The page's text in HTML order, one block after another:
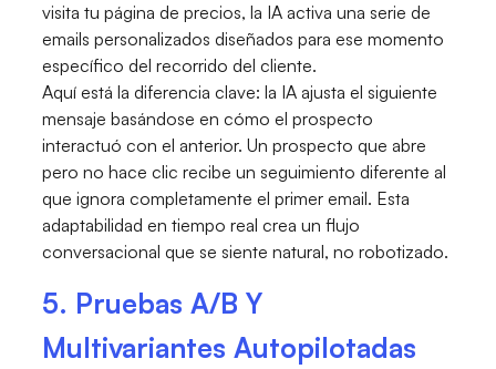
visita tu página de precios, la IA activa una serie de
emails personalizados diseñados para ese momento
específico del recorrido del cliente.
Aquí está la diferencia clave: la IA ajusta el siguiente
mensaje basándose en cómo el prospecto
interactuó con el anterior. Un prospecto que abre
pero no hace clic recibe un seguimiento diferente al
que ignora completamente el primer email. Esta
adaptabilidad en tiempo real crea un flujo
conversacional que se siente natural, no robotizado.
5. Pruebas A/B Y
Multivariantes Autopilotadas